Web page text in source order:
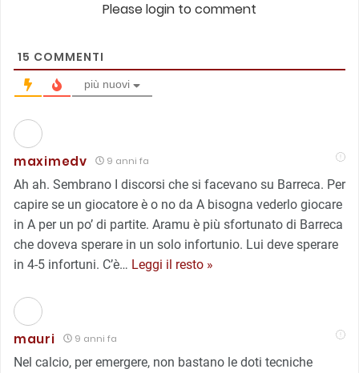
Please login to comment
15 COMMENTI
più nuovi
maximedv 9 anni fa
Ah ah. Sembrano I discorsi che si facevano su Barreca. Per
capire se un giocatore è o no da A bisogna vederlo giocare
in A per un po’ di partite. Aramu è più sfortunato di Barreca
che doveva sperare in un solo infortunio. Lui deve sperare
in 4-5 infortuni. C’è… Leggi il resto »
mauri 9 anni fa
Nel calcio, per emergere, non bastano le doti tecniche